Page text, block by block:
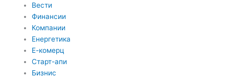
Вести
Финансии
Компании
Енергетика
Е-комерц
Старт-апи
Бизнис